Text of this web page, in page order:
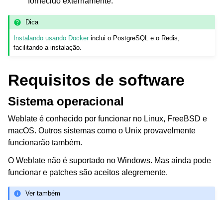
Dica
Instalando usando Docker inclui o PostgreSQL e o Redis,
facilitando a instalação.
Requisitos de software
Sistema operacional
Weblate é conhecido por funcionar no Linux, FreeBSD e
macOS. Outros sistemas como o Unix provavelmente
funcionarão também.
O Weblate não é suportado no Windows. Mas ainda pode
funcionar e patches são aceitos alegremente.
Ver também